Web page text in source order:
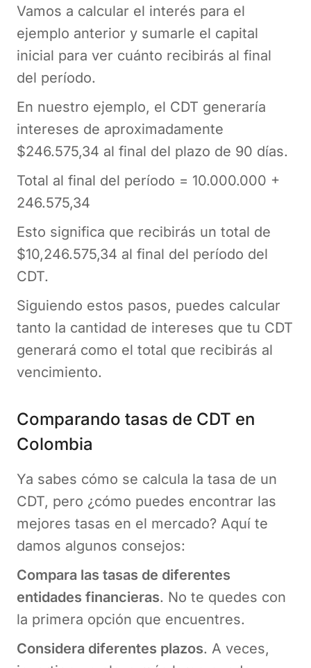
Vamos a calcular el interés para el
ejemplo anterior y sumarle el capital
inicial para ver cuánto recibirás al final
del período.
En nuestro ejemplo, el CDT generaría
intereses de aproximadamente
$246.575,34 al final del plazo de 90 días.
Total al final del período = 10.000.000 +
246.575,34
Esto significa que recibirás un total de
$10,246.575,34 al final del período del
CDT.
Siguiendo estos pasos, puedes calcular
tanto la cantidad de intereses que tu CDT
generará como el total que recibirás al
vencimiento.
Comparando tasas de CDT en
Colombia
Ya sabes cómo se calcula la tasa de un
CDT, pero ¿cómo puedes encontrar las
mejores tasas en el mercado? Aquí te
damos algunos consejos:
Compara las tasas de diferentes
entidades financieras. No te quedes con
la primera opción que encuentres.
Considera diferentes plazos. A veces,